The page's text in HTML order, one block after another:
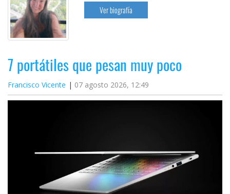
Ver biografía
7 portátiles que pesan muy poco
Francisco Vicente 07 agosto 2026, 12:49